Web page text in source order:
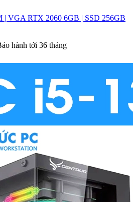
| VGA RTX 2060 6GB | SSD 256GB
hành tới 36 tháng